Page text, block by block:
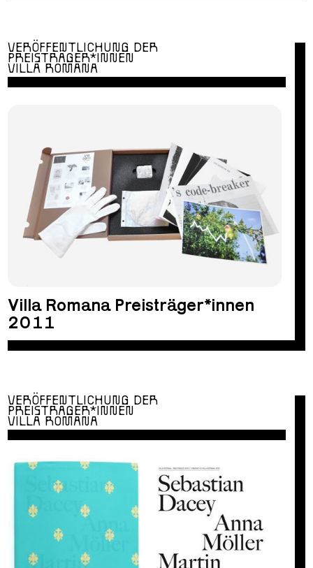
VERÖFFENTLICHUNG DER
PREISTRÄGER*INNEN
VILLA ROMANA
Villa Romana Preisträger*innen
2011
VERÖFFENTLICHUNG DER
PREISTRÄGER*INNEN
VILLA ROMANA